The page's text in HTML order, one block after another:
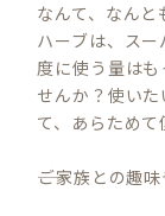
なんて、なん
ハーブは、ス
度に使う量は
せんか？使い
て、あらためて
――ご家族との趣